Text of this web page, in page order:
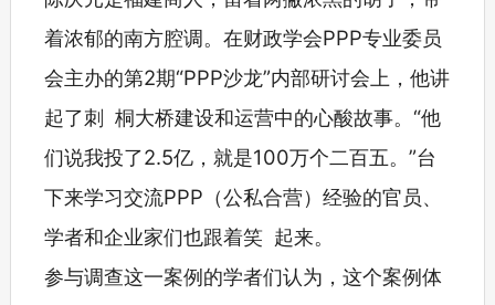
着浓郁的南方腔调。在财政学会PPP专业委员
会主办的第2期“PPP沙龙”内部研讨会上，他讲
起了刺 桐大桥建设和运营中的心酸故事。“他
们说我投了2.5亿，就是100万个二百五。”台
下来学习交流PPP（公私合营）经验的官员、
学者和企业家们也跟着笑 起来。
参与调查这一案例的学者们认为，这个案例体